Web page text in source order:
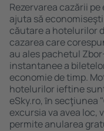
Rezervarea cazării
ajuta să
căutare a hotelurilor
cazarea care
au ales pachetul
instantanee a
economie de timp.
hotelurilor ieftine
eSky.ro, ȋn secţiunea
excursia va avea loc,
permite anularea